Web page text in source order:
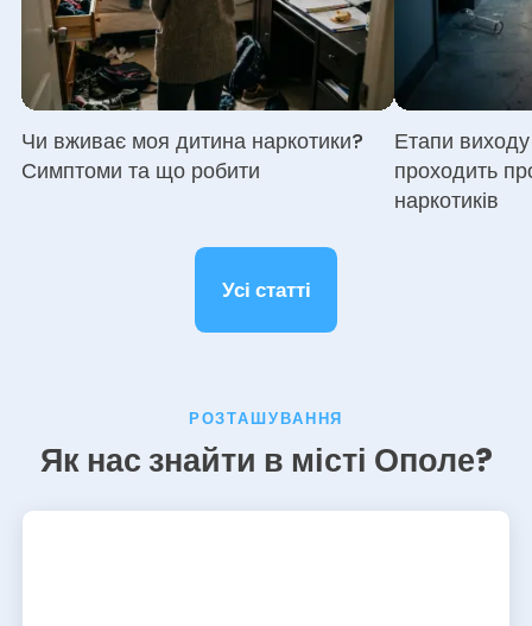
Чи вживає моя дитина наркотики?
Симптоми та що робити
Етапи
проходить
наркотиків
Усі статті
РОЗТАШУВАННЯ
Як нас знайти в місті Ополе?